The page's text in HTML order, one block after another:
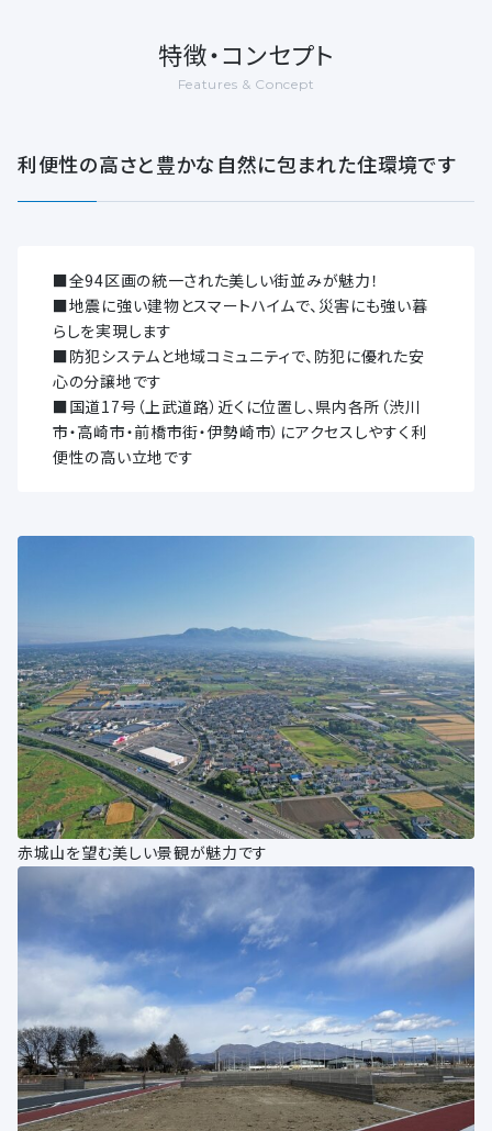
特徴・コンセプト
Features & Concept
利便性の高さと豊かな自然に包まれた住環境です
■全94区画の統一された美しい街並みが魅力！
■地震に強い建物とスマートハイムで、災害にも強い暮
らしを実現します
■防犯システムと地域コミュニティで、防犯に優れた安
心の分譲地です
■国道17号（上武道路）近くに位置し、県内各所（渋川
市・高崎市・前橋市街・伊勢崎市）にアクセスしやすく利
便性の高い立地です
赤城山を望む美しい景観が魅力です